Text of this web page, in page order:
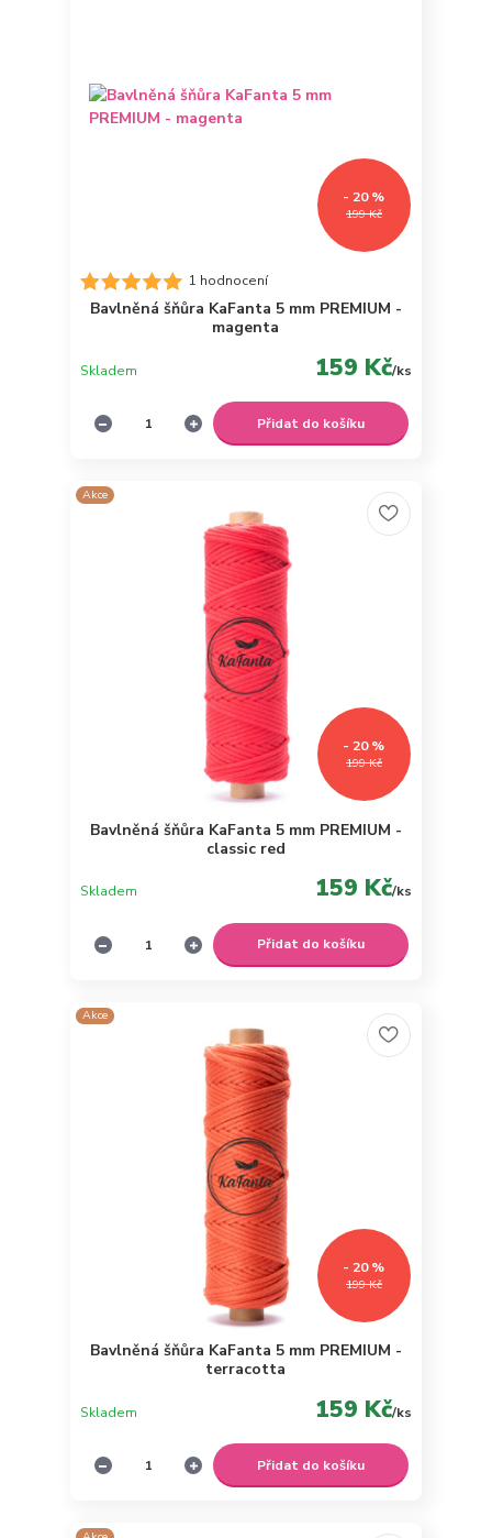
199 Kč
- 20 %
1 hodnocení
Bavlněná šňůra KaFanta 5 mm PREMIUM -
magenta
159 Kč/ks
Skladem
Přidat do košíku
Akce
199 Kč
- 20 %
Bavlněná šňůra KaFanta 5 mm PREMIUM -
classic red
159 Kč/ks
Skladem
Přidat do košíku
Akce
199 Kč
- 20 %
Bavlněná šňůra KaFanta 5 mm PREMIUM -
terracotta
159 Kč/ks
Skladem
Přidat do košíku